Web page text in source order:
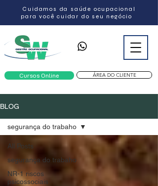
Cuidamos da saúde ocupacional
para você cuidar do seu negócio
Cursos Online ÁREA DO CLIENTE
BLOG
All Posts
segurança do trabaho
NR-1 riscos
psicossociais
segurança do trabaho